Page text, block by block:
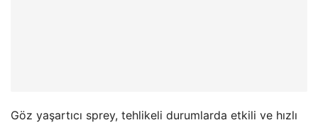
Göz yaşartıcı sprey, tehlikeli durumlarda etkili ve hızlı